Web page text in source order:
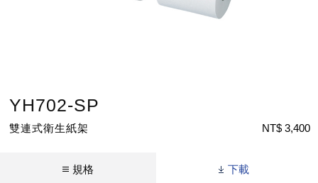
YH702-SP
雙連式衛生紙架 NT$ 3,400
規格 下載